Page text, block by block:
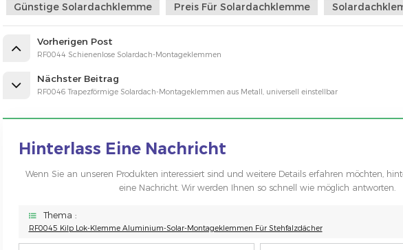
Günstige Solardachklemme
Preis Für Solardachklemme
Vorherigen Post
RF0044 Schienenlose Solardach-Montageklemmen
Nächster Beitrag
RF0046 Trapezförmige Solardach-Montageklemmen aus Metall, universell einstellbar
Hinterlass Eine Nachricht
Wenn Sie an unseren Produkten interessiert sind und weitere Details erfahren möchten,
eine Nachricht. Wir werden Ihnen so schnell wie möglich antworten.
Thema :
RF0045 Kilp Lok-Klemme Aluminium-Solar-Montageklemmen Für Stehfalzdächer